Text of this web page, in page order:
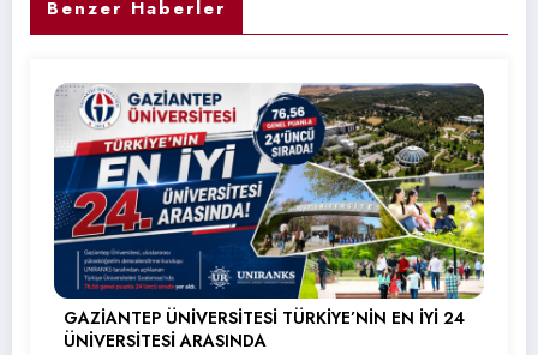
Benzer Haberler
GAZİANTEP ÜNİVERSİTESİ TÜRKİYE’NİN EN İYİ 24
ÜNİVERSİTESİ ARASINDA